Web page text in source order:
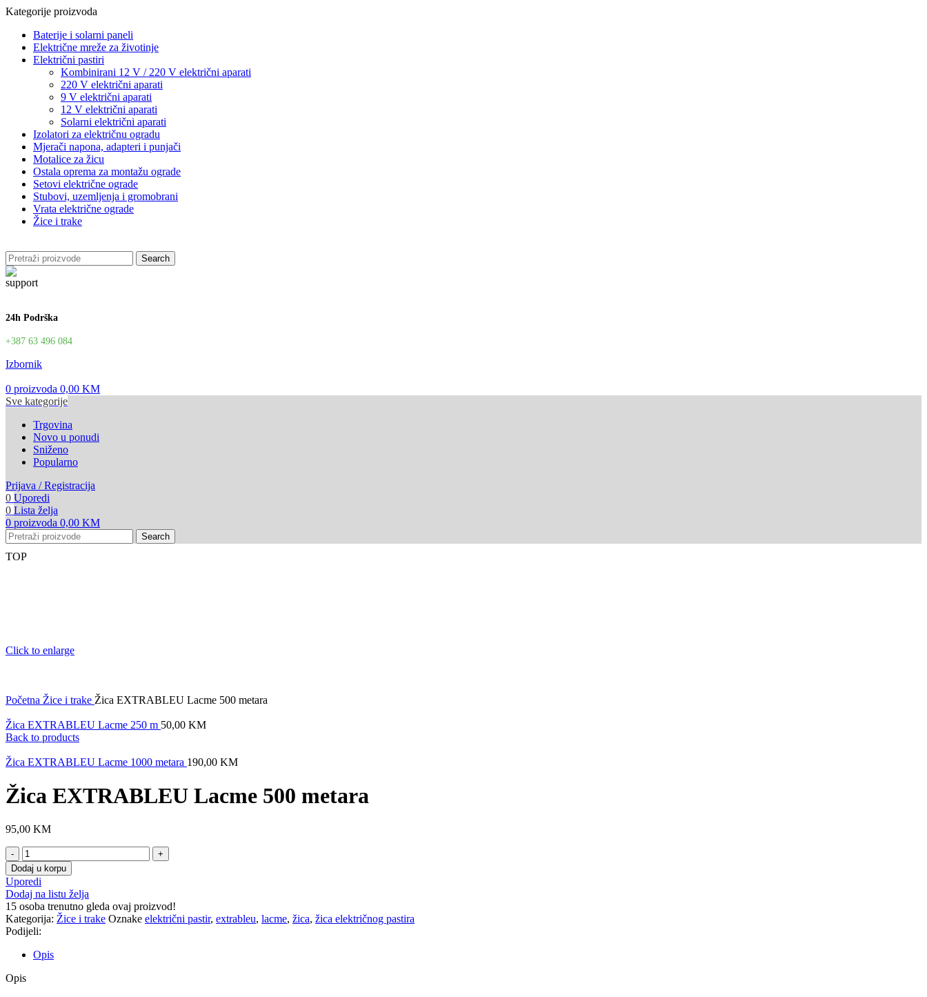
Kategorije proizvoda
Baterije i solarni paneli
Električne mreže za životinje
Električni pastiri
Kombinirani 12 V / 220 V električni aparati
220 V električni aparati
9 V električni aparati
12 V električni aparati
Solarni električni aparati
Izolatori za električnu ogradu
Mjerači napona, adapteri i punjači
Motalice za žicu
Ostala oprema za montažu ograde
Setovi električne ograde
Stubovi, uzemljenja i gromobrani
Vrata električne ograde
Žice i trake
Search
24h Podrška
+387 63 496 084
Izbornik
0 proizvoda 0,00 KM
Sve kategorije
Trgovina
Novo u ponudi
Sniženo
Popularno
Prijava / Registracija
0 Uporedi
0 Lista želja
0 proizvoda 0,00 KM
Search
TOP
Click to enlarge
Početna Žice i trake Žica EXTRABLEU Lacme 500 metara
Žica EXTRABLEU Lacme 250 m 50,00 KM
Back to products
Žica EXTRABLEU Lacme 1000 metara 190,00 KM
Žica EXTRABLEU Lacme 500 metara
95,00 KM
Žica
EXTRABLEU
Lacme
500
metara
količina
Dodaj u korpu
Uporedi
Dodaj na listu želja
15 osoba trenutno gleda ovaj proizvod!
Kategorija: Žice i trake Oznake električni pastir, extrableu, lacme, žica, žica električnog pastira
Podijeli:
Opis
Opis